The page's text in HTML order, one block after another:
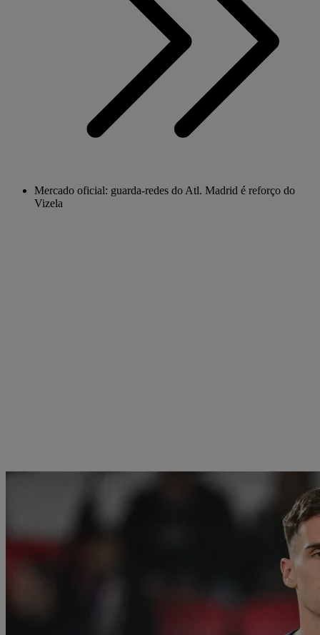
Mercado oficial: guarda-redes do Atl. Madrid é reforço do
Vizela